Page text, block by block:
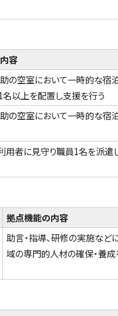
容
の空室において一時的な宿泊
名以上を配置し支援を行う
の空室において一時的な宿
用者に見守り職員1名を派遣
拠点機能の内容
助言・指導、研修の実施など
域の専門的人材の確保・養成